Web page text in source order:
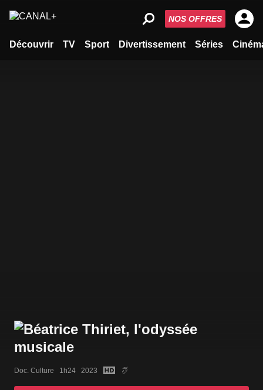
Découvrir TV Sport Divertissement Séries
NOS OFFRES
Doc. Culture   1h24   2023